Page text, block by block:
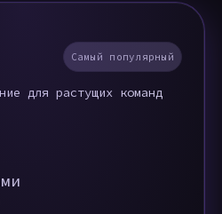
Самый популярный
для растущих команд